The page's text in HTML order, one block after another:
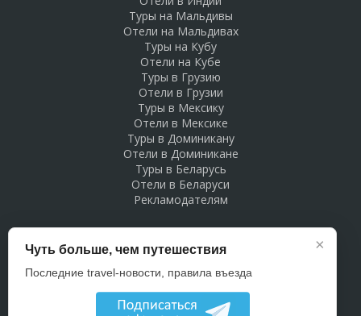
Туры на Мальдивы
Отели на Мальдивах
Туры на Кубу
Отели на Кубе
Туры в Грузию
Отели в Грузии
Туры в Мексику
Отели в Мексике
Туры в Доминикану
Отели в Доминикане
Туры в Беларусь
Отели в Беларуси
Рекламодателям
×
Чуть больше, чем путешествия
Последние travel-новости, правила въезда